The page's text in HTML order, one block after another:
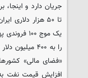
را به ۴۰۰
«فضای مالی»